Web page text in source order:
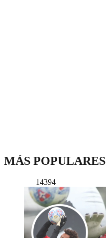
MÁS POPULARES
14394